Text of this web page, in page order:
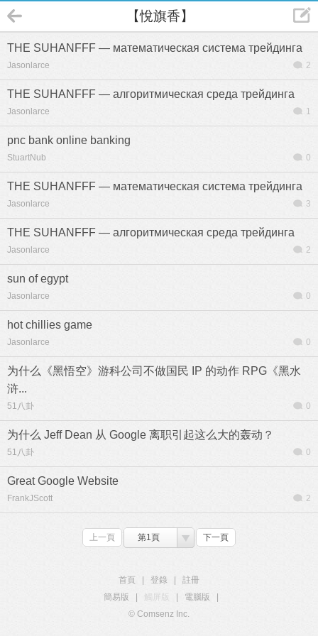
【悅旗香】
THE SUHANFFF — математическая система трейдинга
Jasonlarce 2
THE SUHANFFF — алгоритмическая среда трейдинга
Jasonlarce 1
pnc bank online banking
StuartNub 0
THE SUHANFFF — математическая система трейдинга
Jasonlarce 3
THE SUHANFFF — алгоритмическая среда трейдинга
Jasonlarce 2
sun of egypt
Jasonlarce 0
hot chillies game
Jasonlarce 0
为什么《黑悟空》游科公司不做国民 IP 的动作 RPG《黑水
浒...
51八卦 0
为什么 Jeff Dean 从 Google 离职引起这么大的轰动？
51八卦 0
Great Google Website
FrankJScott 2
上一頁 第1頁 下一頁
首頁 登錄
註冊
簡易版
觸屏版 電腦版
© Comsenz Inc.